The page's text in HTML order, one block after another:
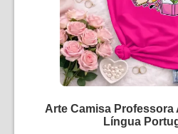
Arte Camisa
Língua